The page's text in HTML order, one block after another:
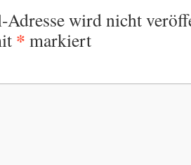
wird nicht
* markiert